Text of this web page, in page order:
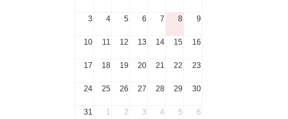
3 4 5 6 7 8 9
10 11 12 13 14 15 16
17 18 19 20 21 22 23
24 25 26 27 28 29 30
31 1 2 3 4 5 6